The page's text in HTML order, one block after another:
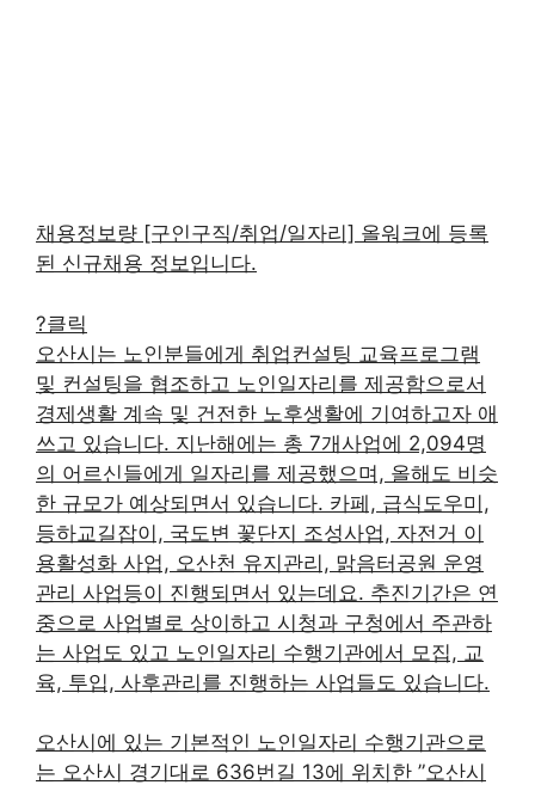
채용정보량 [구인구직/취업/일자리] 올워크에 등록
된 신규채용 정보입니다.
?클릭
오산시는 노인분들에게 취업컨설팅 교육프로그램
및 컨설팅을 협조하고 노인일자리를 제공함으로서
경제생활 계속 및 건전한 노후생활에 기여하고자 애
쓰고 있습니다. 지난해에는 총 7개사업에 2,094명
의 어르신들에게 일자리를 제공했으며, 올해도 비슷
한 규모가 예상되면서 있습니다. 카페, 급식도우미,
등하교길잡이, 국도변 꽃단지 조성사업, 자전거 이
용활성화 사업, 오산천 유지관리, 맑음터공원 운영
관리 사업등이 진행되면서 있는데요. 추진기간은 연
중으로 사업별로 상이하고 시청과 구청에서 주관하
는 사업도 있고 노인일자리 수행기관에서 모집, 교
육, 투입, 사후관리를 진행하는 사업들도 있습니다.
오산시에 있는 기본적인 노인일자리 수행기관으로
는 오산시 경기대로 636번길 13에 위치한 ”오산시